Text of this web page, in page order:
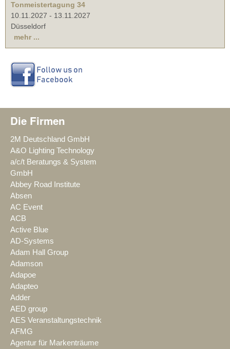
Tonmeistertagung 34
10.11.2027 - 13.11.2027
Düsseldorf
mehr ...
Die Firmen
2M Deutschland GmbH
A&O Lighting Technology
a/c/t Beratungs & System
GmbH
Abbey Road Institute
Absen
AC Event
ACB
Active Blue
AD-Systems
Adam Hall Group
Adamson
Adapoe
Adapteo
Adder
AED group
AES Veranstaltungstechnik
AFMG
Agentur für Markenträume